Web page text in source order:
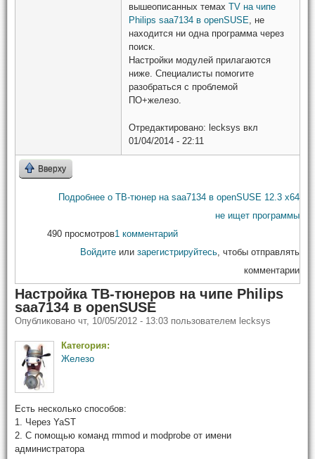
вышеописанных темах TV на чипе
Philips saa7134 в openSUSE, не
находится ни одна программа через
поиск.
Настройки модулей прилагаются
ниже. Специалисты помогите
разобраться с проблемой
ПО+железо.
Отредактировано: lecksys вкл
01/04/2014 - 22:11
Вверху
Подробнее о ТВ-тюнер на saa7134 в openSUSE 12.3 х64
не ищет программы
490 просмотров1 комментарий
Войдите или зарегистрируйтесь , чтобы отправлять
комментарии
Настройка ТВ-тюнеров на чипе Philips
saa7134 в openSUSE
Опубликовано чт, 10/05/2012 - 13:03 пользователем lecksys
Категория:
Железо
Есть несколько способов:
1. Через YaST
2. С помощью команд rmmod и modprobe от имени
администратора